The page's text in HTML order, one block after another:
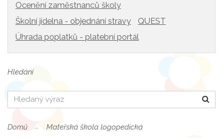
Ocenění zaměstnanců školy
Školní jídelna - objednání stravy
QUEST
Úhrada poplatků - platební portál
Hledání
Hledat
Domů Mateřská škola logopedická